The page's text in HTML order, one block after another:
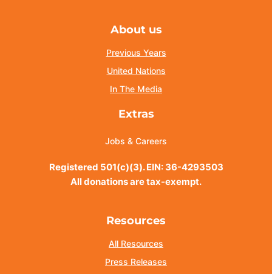
About us
Previous Years
United Nations
In The Media
Extras
Jobs & Careers
Registered 501(c)(3). EIN: 36-4293503
All donations are tax-exempt.
Resources
All Resources
Press Releases